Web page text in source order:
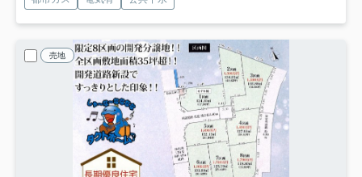
売地